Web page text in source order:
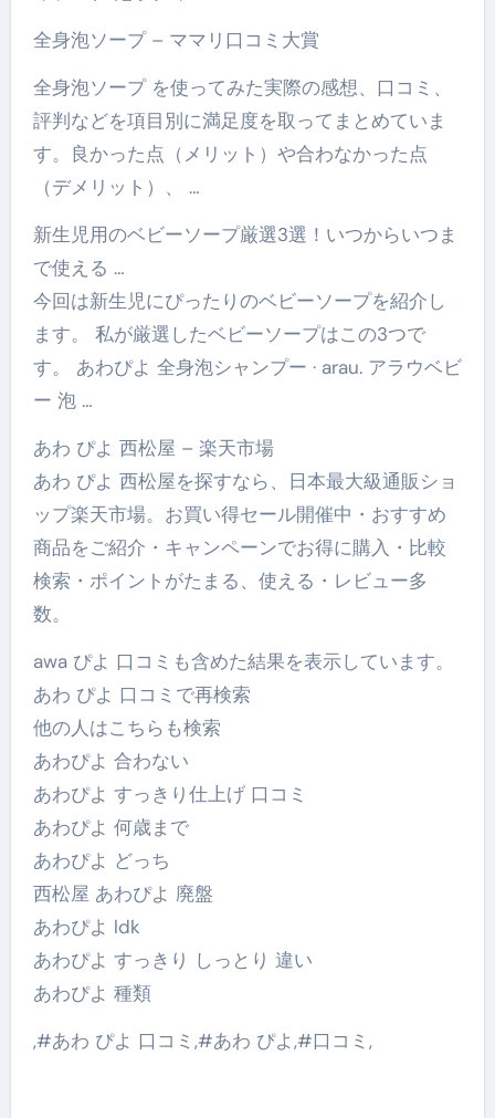
全身泡ソープ – ママリ口コミ大賞
全身泡ソープ を使ってみた実際の感想、口コミ、
評判などを項目別に満足度を取ってまとめていま
す。良かった点（メリット）や合わなかった点
（デメリット）、 …
新生児用のベビーソープ厳選3選！いつからいつま
で使える …
今回は新生児にぴったりのベビーソープを紹介し
ます。 私が厳選したベビーソープはこの3つで
す。 あわぴよ 全身泡シャンプー · arau. アラウベビ
ー 泡 …
あわ ぴよ 西松屋 – 楽天市場
あわ ぴよ 西松屋を探すなら、日本最大級通販ショ
ップ楽天市場。お買い得セール開催中・おすすめ
商品をご紹介・キャンペーンでお得に購入・比較
検索・ポイントがたまる、使える・レビュー多
数。
awa ぴよ 口コミも含めた結果を表示しています。
あわ ぴよ 口コミで再検索
他の人はこちらも検索
あわぴよ 合わない
あわぴよ すっきり仕上げ 口コミ
あわぴよ 何歳まで
あわぴよ どっち
西松屋 あわぴよ 廃盤
あわぴよ ldk
あわぴよ すっきり しっとり 違い
あわぴよ 種類
,#あわ ぴよ 口コミ,#あわ ぴよ,#口コミ,